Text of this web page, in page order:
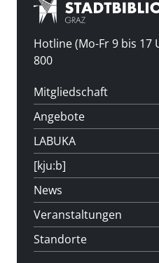
Hotline (Mo-Fr 9 bis 17
800
Mitgliedschaft
Angebote
LABUKA
[kju:b]
News
Veranstaltungen
Standorte